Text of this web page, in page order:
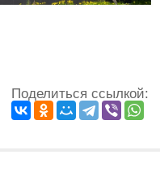
Поделиться ссылкой: